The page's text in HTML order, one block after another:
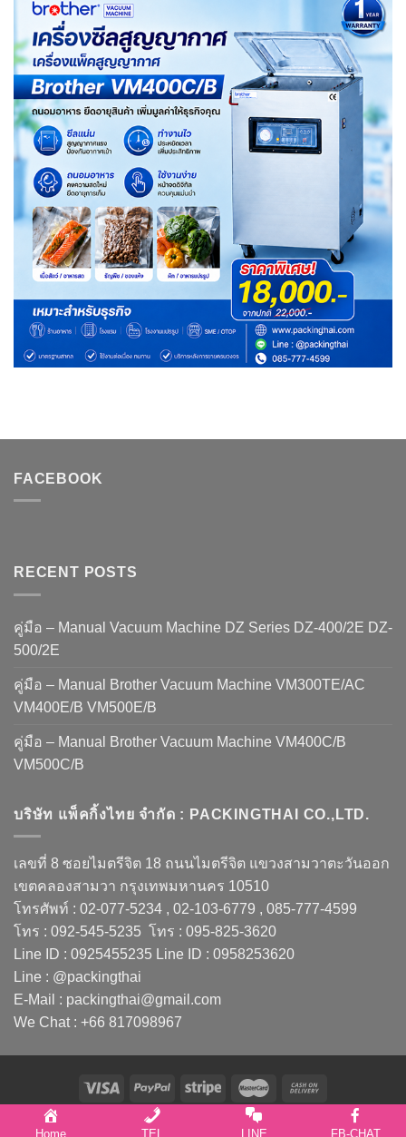
FACEBOOK
RECENT POSTS
คู่มือ – Manual Vacuum Machine DZ Series DZ-400/2E DZ-
500/2E
คู่มือ – Manual Brother Vacuum Machine VM300TE/AC
VM400E/B VM500E/B
คู่มือ – Manual Brother Vacuum Machine VM400C/B
VM500C/B
บริษัท แพ็คกิ้งไทย จำกัด : PACKINGTHAI CO.,LTD.
เลขที่ 8 ซอยไมตรีจิต 18 ถนนไมตรีจิต แขวงสามวาตะวันออก
เขตคลองสามวา กรุงเทพมหานคร 10510
โทรศัพท์ : 02-077-5234 , 02-103-6779 , 085-777-4599
โทร : 092-545-5235 โทร : 095-825-3620
Line ID : 0925455235 Line ID : 0958253620
Line : @packingthai
E-Mail : packingthai@gmail.com
We Chat : +66 817098967
Copyright 2026 © PACKINGTHAI CO.,LTD.
Home TEL LINE FB-CHAT